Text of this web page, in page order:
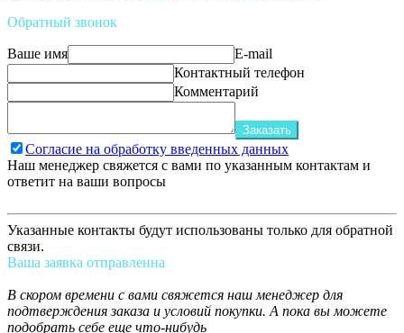
Обратный звонок
Ваше имя
E-mail
Контактный телефон
Комментарий
Заказать
Согласие на обработку введенных данных
Наш менеджер свяжется с вами по указанным контактам и
ответит на ваши вопросы
Указанные контакты будут использованы только для обратной
связи.
Ваша заявка отправленна
В скором времени с вами свяжется наш менеджер для
подтверждения заказа и условий покупки. А пока вы можете
подобрать себе еще что-нибудь